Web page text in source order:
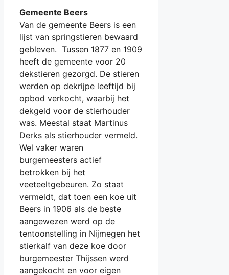
Gemeente Beers
Van de gemeente Beers is een
lijst van springstieren bewaard
gebleven. Tussen 1877 en 1909
heeft de gemeente voor 20
dekstieren gezorgd. De stieren
werden op dekrijpe leeftijd bij
opbod verkocht, waarbij het
dekgeld voor de stierhouder
was. Meestal staat Martinus
Derks als stierhouder vermeld.
Wel vaker waren
burgemeesters actief
betrokken bij het
veeteeltgebeuren. Zo staat
vermeldt, dat toen een koe uit
Beers in 1906 als de beste
aangewezen werd op de
tentoonstelling in Nijmegen het
stierkalf van deze koe door
burgemeester Thijssen werd
aangekocht en voor eigen